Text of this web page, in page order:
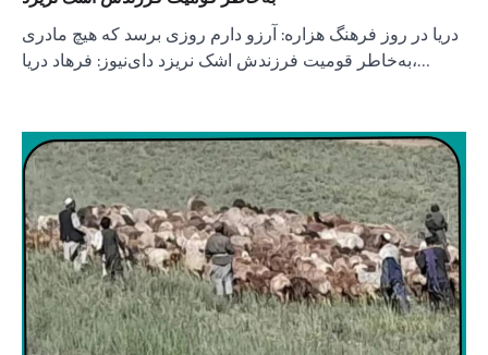
دریا در روز فرهنگ هزاره: آرزو دارم روزی برسد که هیچ مادری
به‌خاطر قومیت فرزندش اشک نریزد دای‌نیوز: فرهاد دریا،…